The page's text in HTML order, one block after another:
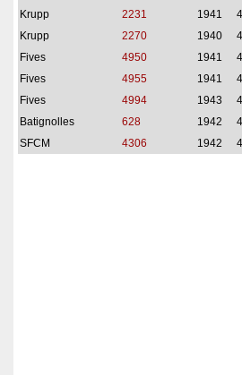
Krupp
2231 1941
Krupp
2270 1940
Fives
4950 1941
Fives
4955 1941
Fives
4994 1943
Batignolles
628 1942
SFCM
4306 1942